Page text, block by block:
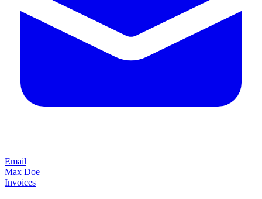
Email
Max Doe
Invoices